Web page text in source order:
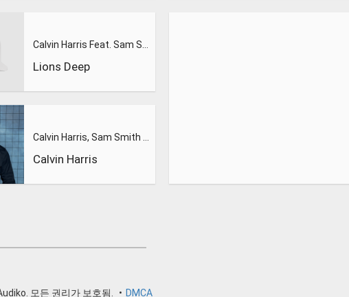
Lions Deep
Calvin Harris
모든 권리가 보호됨. • DMCA